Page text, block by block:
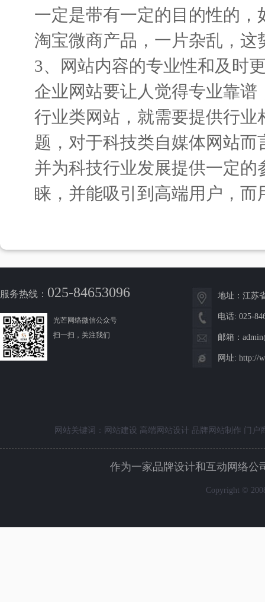
一定是带有一定的目的性的
淘宝微商产品，一片杂乱，
3、网站内容的专业性和及时
企业网站要让人觉得专业靠
行业类网站，就需要提供行
题，对于科技类自媒体网站
并为科技行业发展提供一定
睐，并能吸引到高端用户，